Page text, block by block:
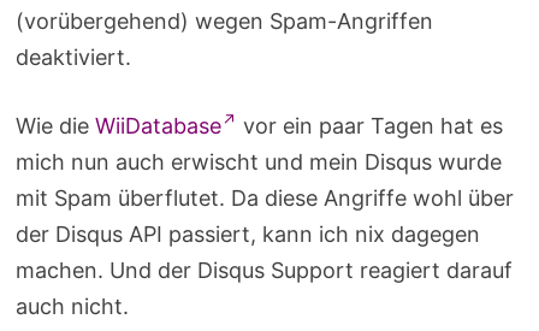
(vorübergehend) wegen Spam-Angriffen
deaktiviert.
Wie die WiiDatabase
vor ein paar Tagen hat es
mich nun auch erwischt und mein Disqus wurde
mit Spam überflutet. Da diese Angriffe wohl über
der Disqus API passiert, kann ich nix dagegen
machen. Und der Disqus Support reagiert darauf
auch nicht.